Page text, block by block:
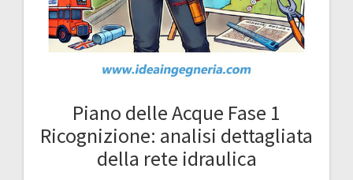
Piano delle Acque Fase 1
Ricognizione: analisi dettagliata
della rete idraulica